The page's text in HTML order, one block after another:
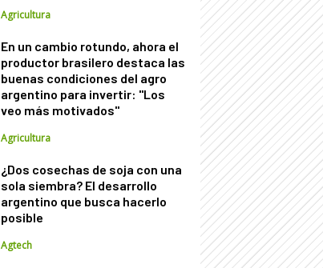
Agricultura
En un cambio rotundo, ahora el
productor brasilero destaca las
buenas condiciones del agro
argentino para invertir: "Los
veo más motivados"
Agricultura
¿Dos cosechas de soja con una
sola siembra? El desarrollo
argentino que busca hacerlo
posible
Agtech